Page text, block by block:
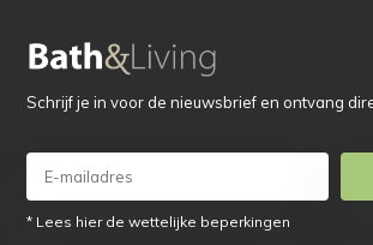
Schrijf je in voor de nieuwsbrief en ontvang
* Lees hier de wettelijke beperkingen